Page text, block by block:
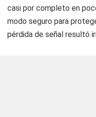
casi por completo en
modo seguro para
pérdida de señal resultó